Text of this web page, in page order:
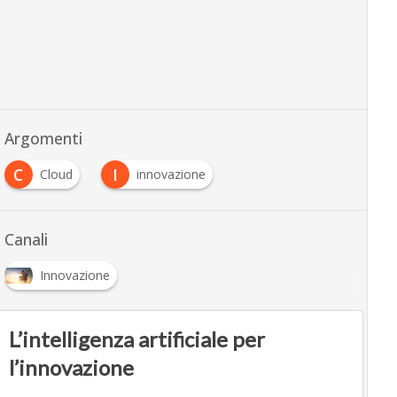
Argomenti
C
Cloud I innovazione
Canali
Innovazione
L’intelligenza artificiale per
l’innovazione